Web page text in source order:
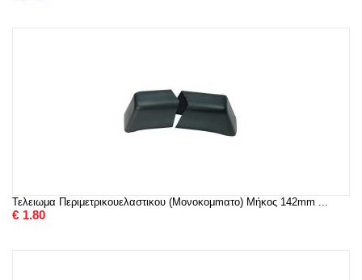
Τελειωμα Περιμετρικουελαστικου (Μονοκομmατο) Μήκος 142mm ...
€ 1.80